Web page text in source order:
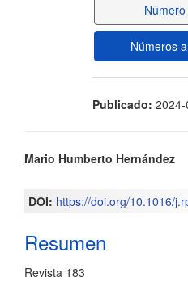
artículo
Números
Publicado:
Contenido
principal
artículo
Mario Humberto Hernández
DOI: https://doi.org/10.1016/
Resumen
Revista 183